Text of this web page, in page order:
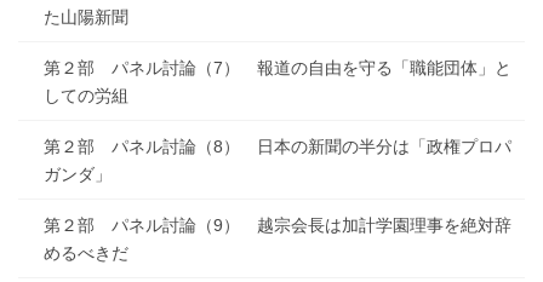
た山陽新聞
第２部 パネル討論（7） 報道の自由を守る「職能団体」と
しての労組
第２部 パネル討論（8） 日本の新聞の半分は「政権プロパ
ガンダ」
第２部 パネル討論（9） 越宗会長は加計学園理事を絶対辞
めるべきだ